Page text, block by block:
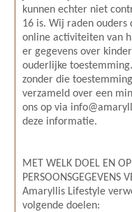
kunnen echter niet
16 is. Wij raden ouders
online activiteiten van
er gegevens over
ouderlijke
zonder die
verzameld over een
ons op via
deze informatie.
MET WELK DOEL EN
PERSOONSGEGEVENS
Amaryllis Lifestyle
volgende doelen: